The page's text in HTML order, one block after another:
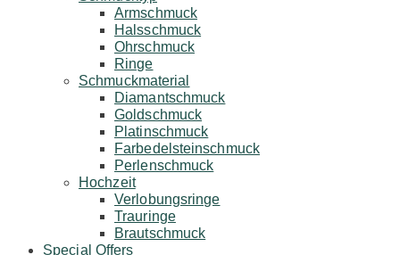
Armschmuck
Halsschmuck
Ohrschmuck
Ringe
Schmuckmaterial
Diamantschmuck
Goldschmuck
Platinschmuck
Farbedelsteinschmuck
Perlenschmuck
Hochzeit
Verlobungsringe
Trauringe
Brautschmuck
Special Offers